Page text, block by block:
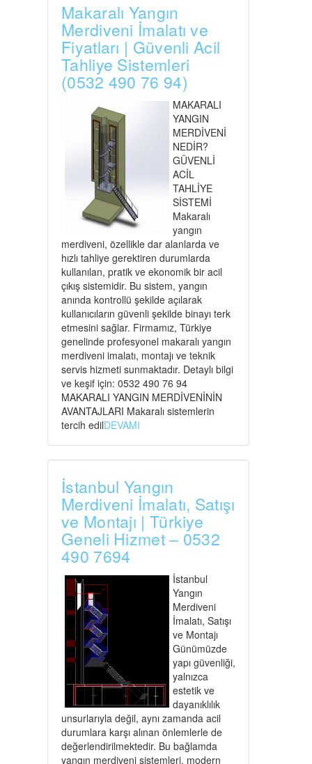
Makaralı Yangın
Merdiveni İmalatı ve
Fiyatları | Güvenli Acil
Tahliye Sistemleri
(0532 490 76 94)
MAKARALI
YANGIN
MERDİVENİ
NEDİR?
GÜVENLİ
ACİL
TAHLİYE
SİSTEMİ
Makaralı
yangın
merdiveni, özellikle dar alanlarda ve
hızlı tahliye gerektiren durumlarda
kullanılan, pratik ve ekonomik bir acil
çıkış sistemidir. Bu sistem, yangın
anında kontrollü şekilde açılarak
kullanıcıların güvenli şekilde binayı terk
etmesini sağlar. Firmamız, Türkiye
genelinde profesyonel makaralı yangın
merdiveni imalatı, montajı ve teknik
servis hizmeti sunmaktadır. Detaylı bilgi
ve keşif için: 0532 490 76 94
MAKARALI YANGIN MERDİVENİNİN
AVANTAJLARI Makaralı sistemlerin
tercih edilDEVAMI
İstanbul Yangın
Merdiveni İmalatı, Satışı
ve Montajı | Türkiye
Geneli Hizmet – 0532
490 7694
İstanbul
Yangın
Merdiveni
İmalatı, Satışı
ve Montajı
Günümüzde
yapı güvenliği,
yalnızca
estetik ve
dayanıklılık
unsurlarıyla değil, aynı zamanda acil
durumlara karşı alınan önlemlerle de
değerlendirilmektedir. Bu bağlamda
yangın merdiveni sistemleri, modern